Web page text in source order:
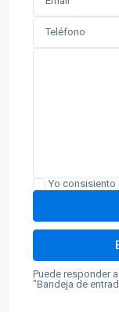
Yo consisiento
Puede responder
"Bandeja de